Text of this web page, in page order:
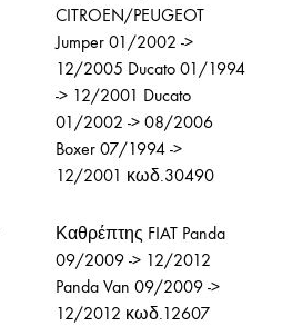
CITROEN/PEUGEOT
Jumper 01/2002 ->
12/2005 Ducato 01/1994
-> 12/2001 Ducato
01/2002 -> 08/2006
Boxer 07/1994 ->
12/2001 κωδ.30490
Καθρέπτης FIAT Panda
09/2009 -> 12/2012
Panda Van 09/2009 ->
12/2012 κωδ.12607